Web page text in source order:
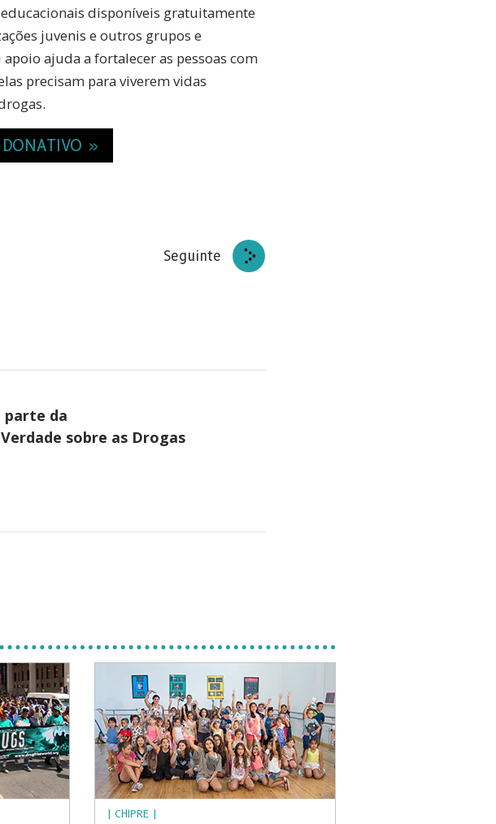
disponíveis gratuitamente
juvenis e outros grupos e
ajuda a fortalecer as pessoas com
precisam para viverem vidas
»
Seguinte
parte da
sobre as Drogas
| CHIPRE |